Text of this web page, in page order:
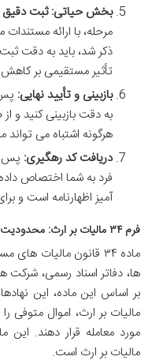
بخش حیاتی: ثبت دقیق
مرحله، با ارائه
ذکر شد، باید به دقت
تأثیر مستقیمی بر
بازبینی و تأیید نهایی:
به دقت بازبینی کنید و
هرگونه اشتباه می
دریافت کد رهگیری: پس
فرد به شما اختصاص
آمیز اظهارنامه است و
فرم ۳۴ مالیات بر ارث: محدودیت ها و کاربردها
ماده ۳۴ قانون مالیات
ها، دفاتر اسناد رسمی،
بر اساس این ماده، این
مالیات بر ارث، اموال متوفی
مورد معامله قرار دهند.
مالیات بر ارث است.